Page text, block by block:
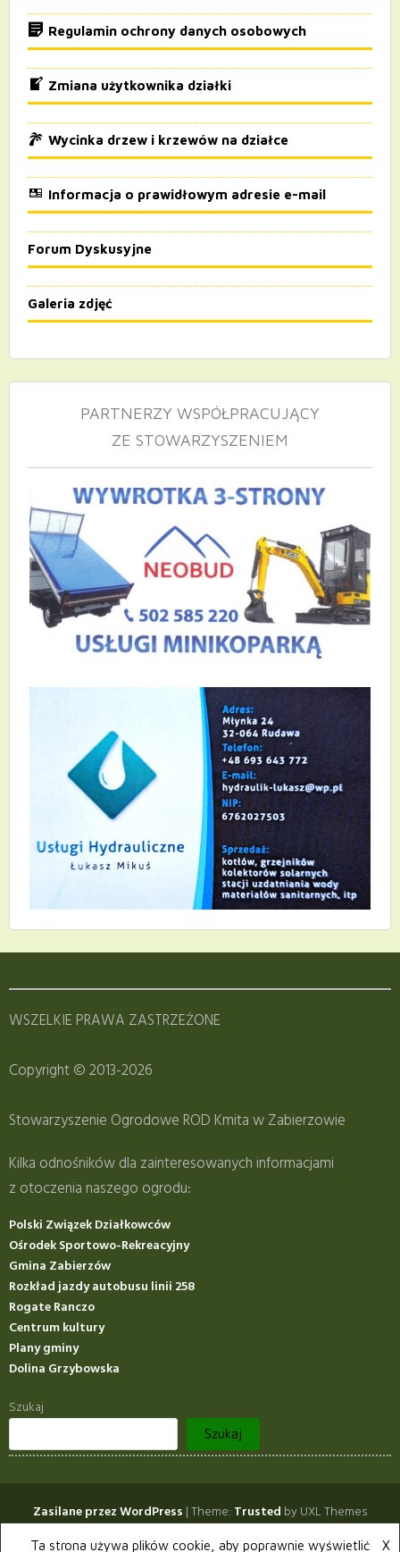
Regulamin ochrony danych osobowych
Zmiana użytkownika działki
Wycinka drzew i krzewów na działce
Informacja o prawidłowym adresie e-mail
Forum Dyskusyjne
Galeria zdjęć
PARTNERZY WSPÓŁPRACUJĄCY
ZE STOWARZYSZENIEM
WSZELKIE PRAWA ZASTRZEŻONE
Copyright © 2013-2026
Stowarzyszenie Ogrodowe ROD Kmita w Zabierzowie
Kilka odnośników dla zainteresowanych informacjami
z otoczenia naszego ogrodu:
Polski Związek Działkowców
Ośrodek Sportowo-Rekreacyjny
Gmina Zabierzów
Rozkład jazdy autobusu linii 258
Rogate Ranczo
Centrum kultury
Plany gminy
Dolina Grzybowska
Szukaj
Szukaj
Zasilane przez WordPress |Theme: Trusted by UXL Themes
Opłaty 2026
Informacje Zmiana użytkownika działki
Ta strona używa plików cookie, aby poprawnie wyświetlić X